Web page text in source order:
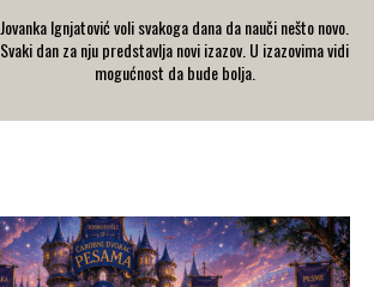
Jovanka Ignjatović voli svakoga dana da nauči nešto novo.
Svaki dan za nju predstavlja novi izazov. U izazovima vidi
mogućnost da bude bolja.